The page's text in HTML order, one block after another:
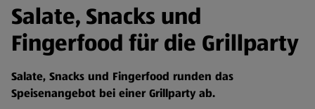
Salate, Snacks und
Fingerfood für die Grillparty
Salate, Snacks und Fingerfood runden das
Speisenangebot bei einer Grillparty ab.